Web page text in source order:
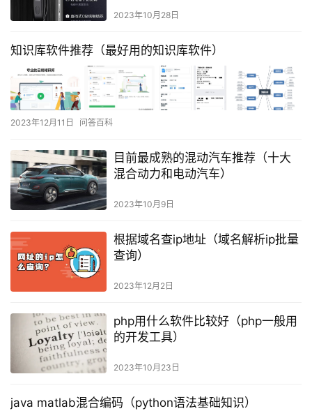
2023年10月28日
知识库软件推荐（最好用的知识库软件）
2023年12月11日 问答百科
目前最成熟的混动汽车推荐（十大
混合动力和电动汽车）
2023年10月9日
根据域名查ip地址（域名解析ip批量
查询）
2023年12月2日
php用什么软件比较好（php一般用
的开发工具）
2023年10月23日
java matlab混合编码（python语法基础知识）